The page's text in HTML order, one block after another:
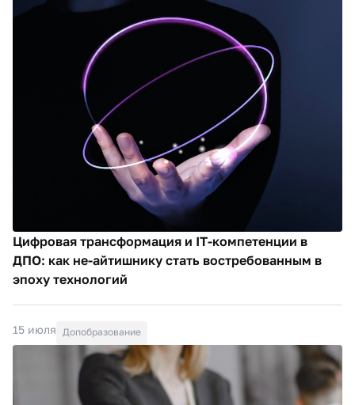
Цифровая трансформация и IT-компетенции в
ДПО: как не-айтишнику стать востребованным в
эпоху технологий
15 июля Допобразование